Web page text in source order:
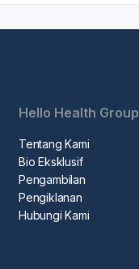
Hello Health Group
Tentang Kami
Bio Eksklusif
Pengambilan
Pengiklanan
Hubungi Kami